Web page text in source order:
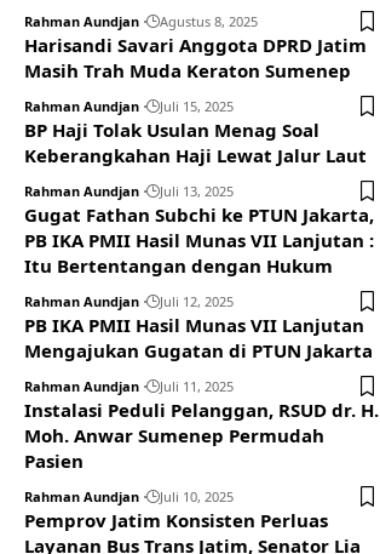
Rahman Aundjan Agustus 8, 2025
Harisandi Savari Anggota DPRD Jatim
Masih Trah Muda Keraton Sumenep
Rahman Aundjan Juli 15, 2025
BP Haji Tolak Usulan Menag Soal
Keberangkahan Haji Lewat Jalur Laut
Rahman Aundjan Juli 13, 2025
Gugat Fathan Subchi ke PTUN Jakarta,
PB IKA PMII Hasil Munas VII Lanjutan :
Itu Bertentangan dengan Hukum
Rahman Aundjan Juli 12, 2025
PB IKA PMII Hasil Munas VII Lanjutan
Mengajukan Gugatan di PTUN Jakarta
Rahman Aundjan Juli 11, 2025
Instalasi Peduli Pelanggan, RSUD dr. H.
Moh. Anwar Sumenep Permudah
Pasien
Rahman Aundjan Juli 10, 2025
Pemprov Jatim Konsisten Perluas
Layanan Bus Trans Jatim, Senator Lia